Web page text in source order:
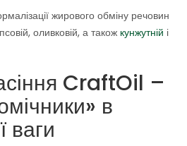
жирового обміну речовин
оливковій, а також кунжутній і
CraftOil –
в
ваги